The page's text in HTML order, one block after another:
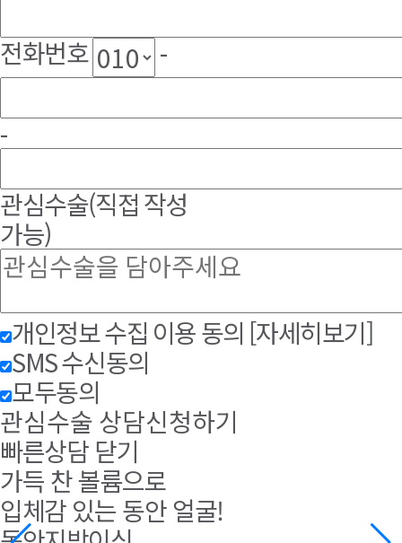
전화번호
-
-
관심수술(직접 작성
가능)
개인정보 수집 이용 동의 [자세히보기]
SMS 수신동의
모두동의
관심수술 상담신청하기
빠른상담 닫기
가득 찬 볼륨으로
입체감 있는 동안 얼굴!